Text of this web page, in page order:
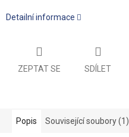
Detailní informace
ZEPTAT SE SDÍLET
Popis Související soubory (1)